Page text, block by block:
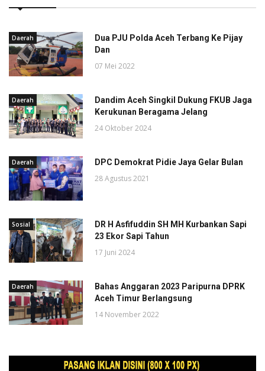
Daerah
Dua PJU Polda Aceh Terbang Ke Pijay
Dan
07 Mei 2022
Daerah
Dandim Aceh Singkil Dukung FKUB Jaga
Kerukunan Beragama Jelang
24 Oktober 2024
Daerah DPC Demokrat Pidie Jaya Gelar Bulan
28 Agustus 2021
Sosial
DR H Asfifuddin SH MH Kurbankan Sapi
23 Ekor Sapi Tahun
17 Juni 2024
Daerah
Bahas Anggaran 2023 Paripurna DPRK
Aceh Timur Berlangsung
14 November 2022